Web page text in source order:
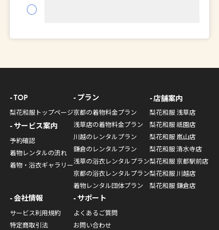
○
TOP
梨花和服トップページ
サービス案内
予約確認
着物レンタルの流れ
着物・浴衣ギャラリー
プラン
京都の着物料金プラン
浅草店の着物料金プラン
川越のレンタルプラン
鎌倉のレンタルプラン
浅草の浴衣レンタルプラン
京都の浴衣レンタルプラン
着物レンタル団体プラン
店舗案内
梨花和服 浅草店
梨花和服 祇園店
梨花和服 嵐山店
梨花和服 清水寺店
梨花和服 京都駅前店
梨花和服 川越店
梨花和服 鎌倉店
会社情報
サービス利用規約
特定商取引法
サポート
よくあるご質問
お問い合わせ